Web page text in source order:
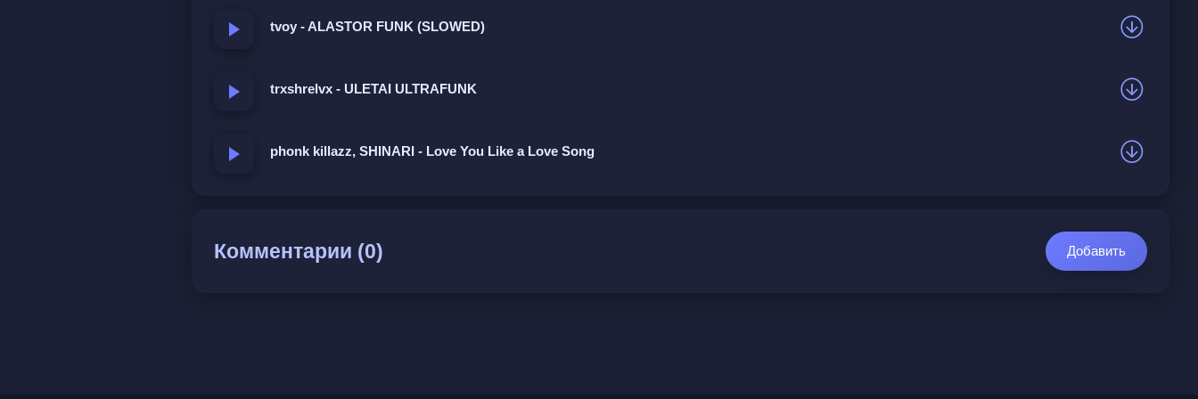
tvoy - ALASTOR FUNK (SLOWED)
trxshrelvx - ULETAI ULTRAFUNK
phonk killazz, SHINARI - Love You Like a Love Song
Комментарии (0) Добавить